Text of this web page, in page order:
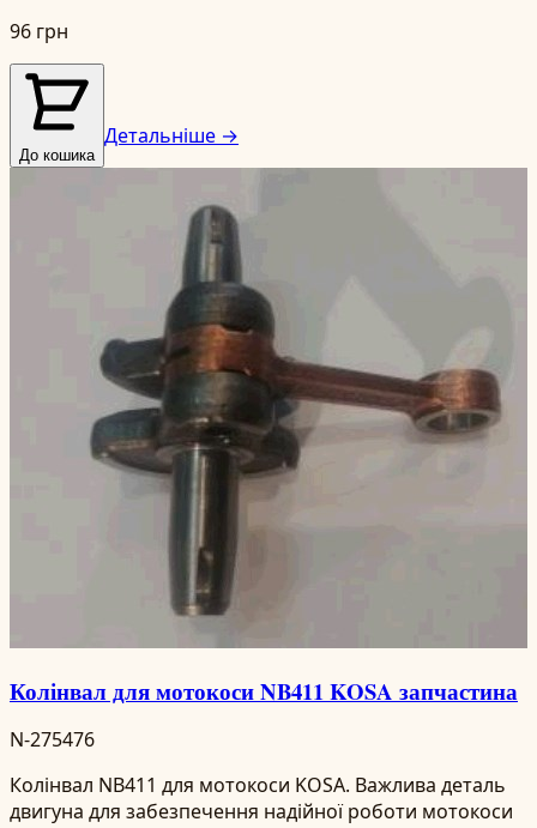
96 грн
До кошика
Детальніше →
Колінвал для мотокоси NB411 KOSA запчастина
N-275476
Колінвал NB411 для мотокоси KOSA. Важлива деталь
двигуна для забезпечення надійної роботи мотокоси